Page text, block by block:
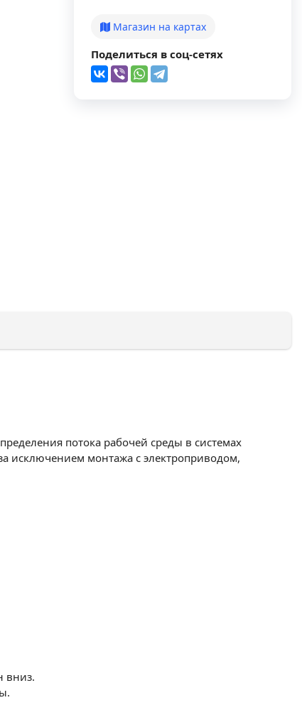
Магазин на картах
Поделиться в соц-сетях
потока рабочей среды в системах
исключением монтажа с электроприводом,
вниз.